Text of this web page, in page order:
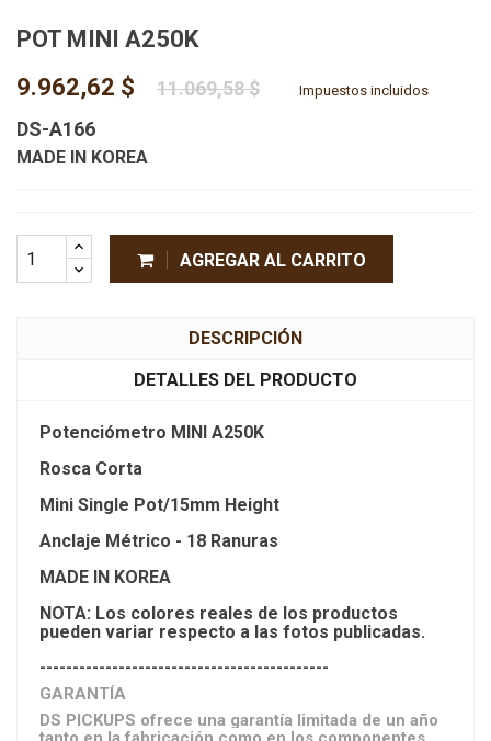
POT MINI A250K
9.962,62 $
11.069,58 $ Impuestos incluidos
DS-A166
MADE IN KOREA
AGREGAR AL CARRITO
DESCRIPCIÓN
DETALLES DEL PRODUCTO
Potenciómetro MINI A250K
Rosca Corta
Mini Single Pot/15mm Height
Anclaje Métrico - 18 Ranuras
MADE IN KOREA
NOTA: Los colores reales de los productos
pueden variar respecto a las fotos publicadas.
--------------------------------------------
GARANTÍA
DS PICKUPS ofrece una garantía limitada de un año